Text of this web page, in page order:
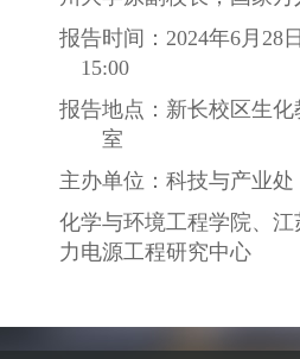
报告时间： 2024年6月 28
15:00
报告地点：新长校区生
室
主办单位：科技与产业处
化学与环境工程学院、
力电源工程研究中心